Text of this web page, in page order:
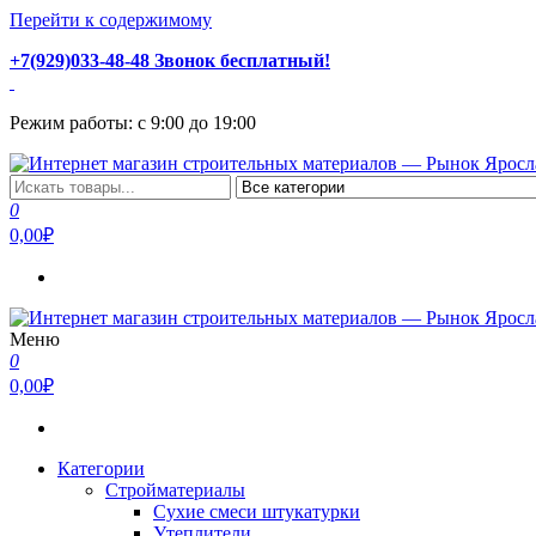
Перейти к содержимому
+7(929)033-48-48 Звонок бесплатный!
Режим работы: с 9:00 до 19:00
Интернет магазин строительных материалов — Рынок
Стройматериалы с доставкой и самовывозом можно купить у
0
0,00₽
Интернет магазин строительных материалов — Рынок
Стройматериалы с доставкой и самовывозом можно купить у
Меню
0
0,00₽
Категории
Стройматериалы
Сухие смеси штукатурки